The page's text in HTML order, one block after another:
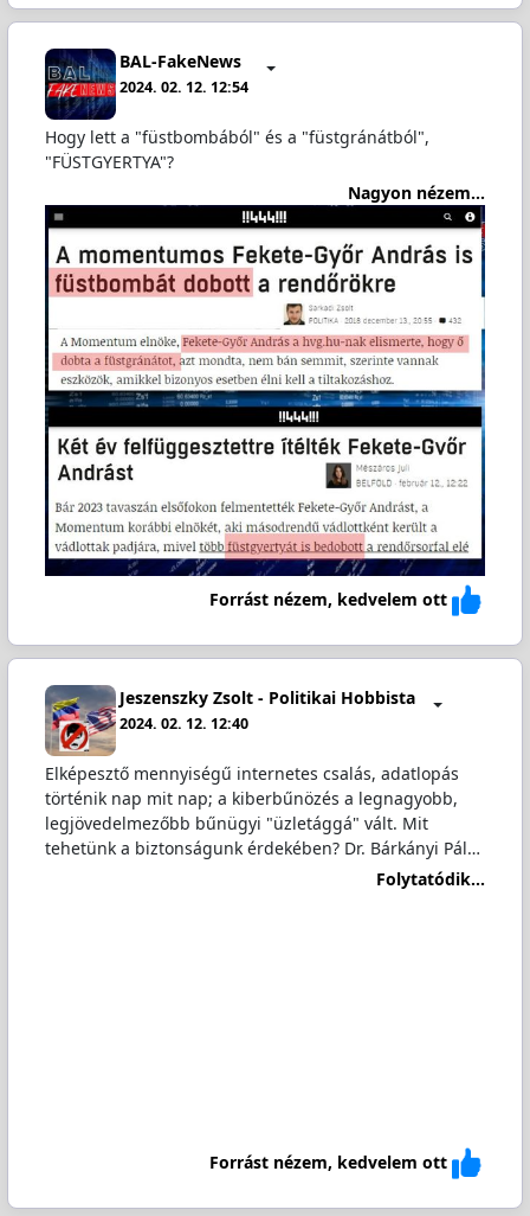
BAL-FakeNews
2024. 02. 12. 12:54
Hogy lett a "füstbombából" és a "füstgránátból",
"FÜSTGYERTYA"?
Nagyon nézem...
Forrást nézem, kedvelem ott
Jeszenszky Zsolt - Politikai Hobbista
2024. 02. 12. 12:40
Elképesztő mennyiségű internetes csalás, adatlopás
történik nap mit nap; a kiberbűnözés a legnagyobb,
legjövedelmezőbb bűnügyi "üzletággá" vált. Mit
tehetünk a biztonságunk érdekében? Dr. Bárkányi Pál…
Folytatódik...
Forrást nézem, kedvelem ott